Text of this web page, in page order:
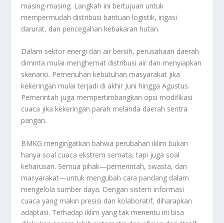
masing-masing. Langkah ini bertujuan untuk
mempermudah distribusi bantuan logistik, irigasi
darurat, dan pencegahan kebakaran hutan.
Dalam sektor energi dan air bersih, perusahaan daerah
diminta mulai menghemat distribusi air dan menyiapkan
skenario. Pemenuhan kebutuhan masyarakat jika
kekeringan mulai terjadi di akhir Juni hingga Agustus.
Pemerintah juga mempertimbangkan opsi modifikasi
cuaca jika kekeringan parah melanda daerah sentra
pangan.
BMKG mengingatkan bahwa perubahan iklim bukan
hanya soal cuaca ekstrem semata, tapi juga soal
keharusan. Semua pihak—pemerintah, swasta, dan
masyarakat—untuk mengubah cara pandang dalam
mengelola sumber daya. Dengan sistem informasi
cuaca yang makin presisi dan kolaboratif, diharapkan
adaptasi. Terhadap iklim yang tak menentu ini bisa